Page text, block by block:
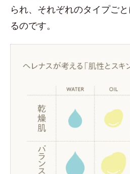
られ、それぞれのタイプご
るのです。